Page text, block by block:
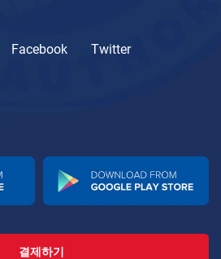
Facebook
Twitter
결제하기